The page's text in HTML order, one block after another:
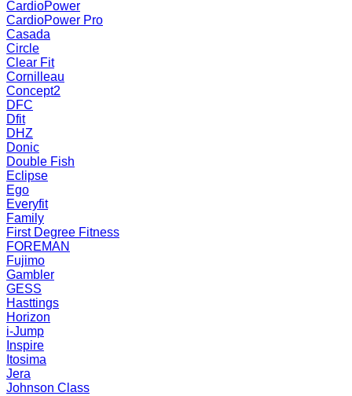
CardioPower
CardioPower Pro
Casada
Circle
Clear Fit
Cornilleau
Concept2
DFC
Dfit
DHZ
Donic
Double Fish
Eclipse
Ego
Everyfit
Family
First Degree Fitness
FOREMAN
Fujimo
Gambler
GESS
Hasttings
Horizon
i-Jump
Inspire
Itosima
Jera
Johnson Class